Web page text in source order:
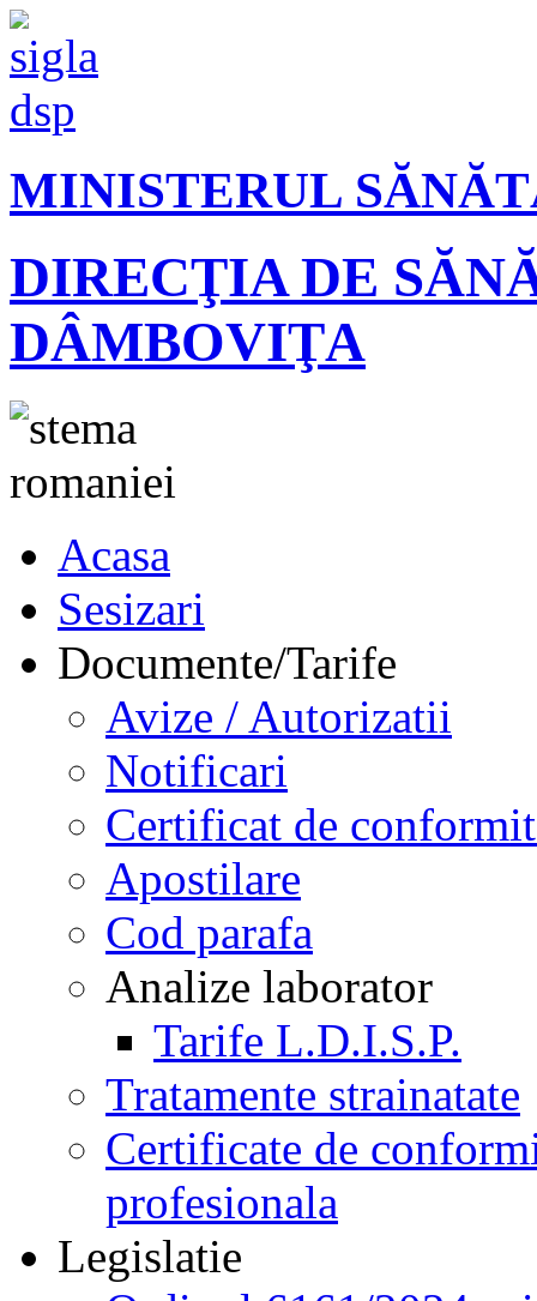
MINISTERUL
DIRECŢIA DE
DÂMBOVIŢA
Acasa
Sesizari
Documente/Tarife
Avize / Autorizatii
Notificari
Certificat de
Apostilare
Cod parafa
Analize laborator
Tarife L.D.I.S.P.
Tratamente strainatate
Certificate de
profesionala
Legislatie